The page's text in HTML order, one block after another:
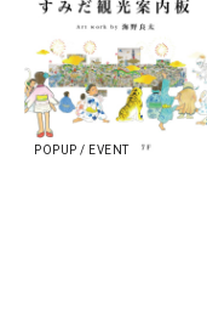
POPUP / EVENT